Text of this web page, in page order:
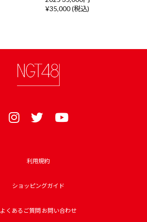
¥35,000 (税込)
利用規約
ショッピングガイド
よくあるご質問 お問い合わせ